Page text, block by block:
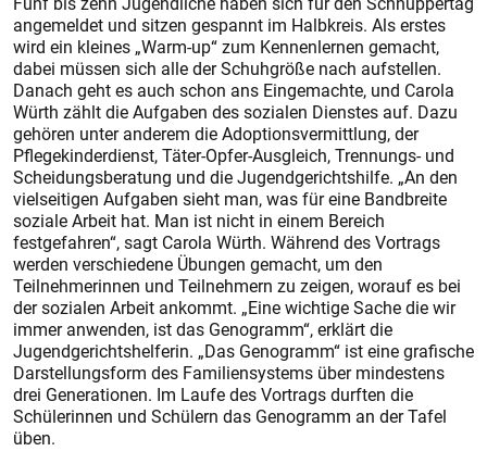
angemeldet und sitzen gespannt im Halbkreis. Als erstes
wird ein kleines „Warm-up“ zum Kennenlernen gemacht,
dabei müssen sich alle der Schuhgröße nach aufstellen.
Danach geht es auch schon ans Eingemachte, und Carola
Würth zählt die Aufgaben des sozialen Dienstes auf. Dazu
gehören unter anderem die Adoptionsvermittlung, der
Pflegekinderdienst, Täter-Opfer-Ausgleich, Trennungs- und
Scheidungsberatung und die Jugendgerichtshilfe. „An den
vielseitigen Aufgaben sieht man, was für eine Bandbreite
soziale Arbeit hat. Man ist nicht in einem Bereich
festgefahren“, sagt Carola Würth. Während des Vortrags
werden verschiedene Übungen gemacht, um den
Teilnehmerinnen und Teilnehmern zu zeigen, worauf es bei
der sozialen Arbeit ankommt. „Eine wichtige Sache die wir
immer anwenden, ist das Genogramm“, erklärt die
Jugendgerichtshelferin. „Das Genogramm“ ist eine grafische
Darstellungsform des Familien­systems über mindestens
drei Generationen. Im Laufe des Vortrags durften die
Schülerinnen und Schülern das Genogramm an der Tafel
üben.